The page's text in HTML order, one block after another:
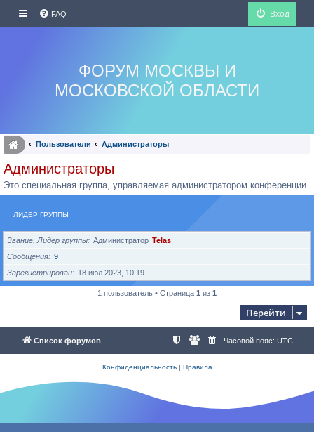
FAQ Вход
ФОРУМ МОСКВЫ И
МОСКОВСКОЙ ОБЛАСТИ
Пользователи Администраторы
Администраторы
Это специальная группа, управляемая администратором конференции.
ЛИДЕР ГРУППЫ
Звание, Лидер группы Администратор Telas
Сообщения
9
Зарегистрирован
18 июл 2023, 10:19
1 пользователь • Страница 1 из 1
Перейти
Список форумов Часовой пояс: UTC
Конфиденциальность| Правила